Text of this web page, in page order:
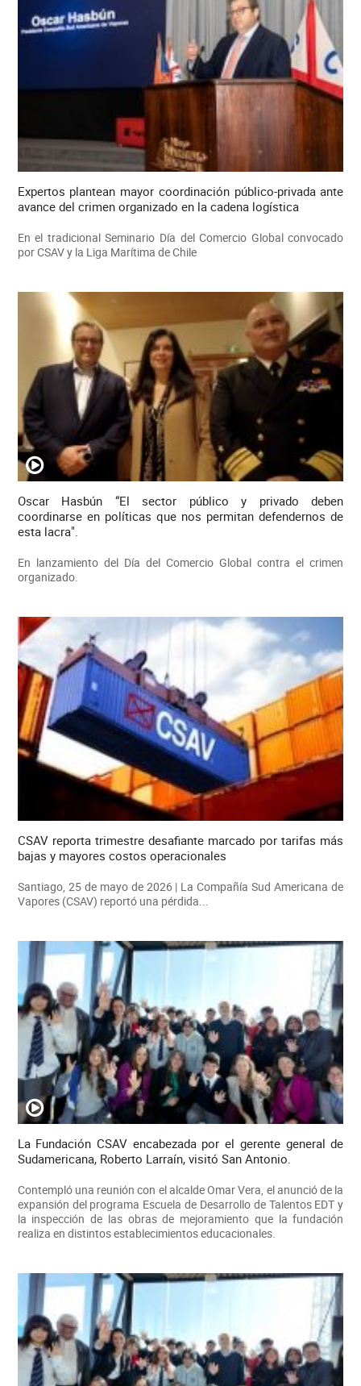
Expertos plantean mayor coordinación público-privada ante
avance del crimen organizado en la cadena logística
En el tradicional Seminario Día del Comercio Global convocado
por CSAV y la Liga Marítima de Chile
Oscar Hasbún “El sector público y privado deben
coordinarse en políticas que nos permitan defendernos de
esta lacra".
En lanzamiento del Día del Comercio Global contra el crimen
organizado.
CSAV reporta trimestre desafiante marcado por tarifas más
bajas y mayores costos operacionales
Santiago, 25 de mayo de 2026 | La Compañía Sud Americana de
Vapores (CSAV) reportó una pérdida...
La Fundación CSAV encabezada por el gerente general de
Sudamericana, Roberto Larraín, visitó San Antonio.
Contempló una reunión con el alcalde Omar Vera, el anunció de la
expansión del programa Escuela de Desarrollo de Talentos EDT y
la inspección de las obras de mejoramiento que la fundación
realiza en distintos establecimientos educacionales.